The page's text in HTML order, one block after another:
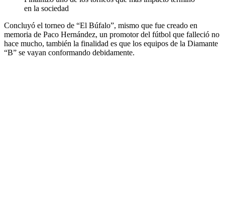
en la sociedad
Concluyó el torneo de “El Búfalo”, mismo que fue creado en
memoria de Paco Hernández, un promotor del fútbol que falleció no
hace mucho, también la finalidad es que los equipos de la Diamante
“B” se vayan conformando debidamente.